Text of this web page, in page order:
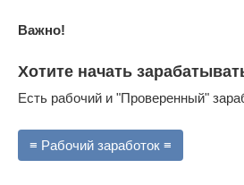
Важно!
Хотите начать
Есть рабочий и "Проверенный"
≡ Рабочий заработок ≡